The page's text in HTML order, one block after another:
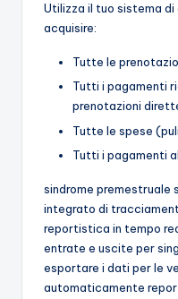
Utilizza il tuo sistema
acquisire:
Tutte le
Tutti i pagamenti
prenotazioni
Tutte le spese
Tutti i pagamenti
sindrome premestruale
integrato di
reportistica in tempo
entrate e uscite per
esportare i dati per le
automaticamente